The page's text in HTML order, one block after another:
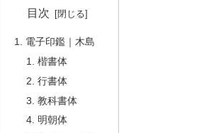
目次
電子印鑑｜木島
楷書体
行書体
教科書体
明朝体